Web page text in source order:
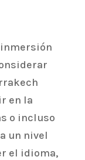
inmersión
en la
o incluso
un nivel
el idioma,